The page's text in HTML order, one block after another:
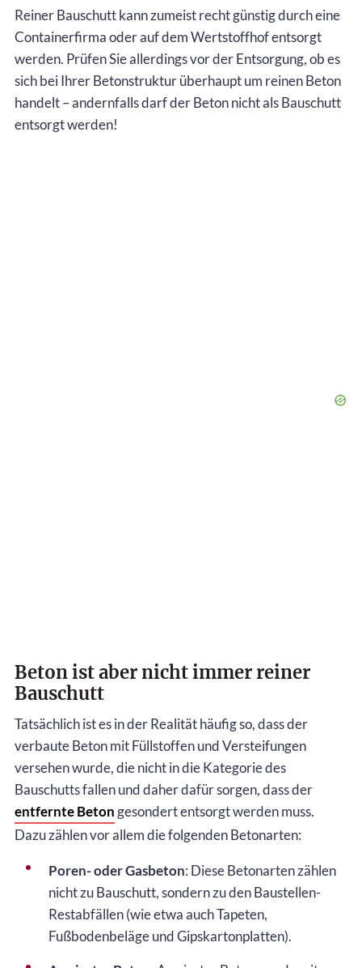
Reiner Bauschutt kann zumeist recht günstig durch eine
Containerfirma oder auf dem Wertstoffhof entsorgt
werden. Prüfen Sie allerdings vor der Entsorgung, ob es
sich bei Ihrer Betonstruktur überhaupt um reinen Beton
handelt – andernfalls darf der Beton nicht als Bauschutt
entsorgt werden!
Beton ist aber nicht immer reiner
Bauschutt
Tatsächlich ist es in der Realität häufig so, dass der
verbaute Beton mit Füllstoffen und Versteifungen
versehen wurde, die nicht in die Kategorie des
Bauschutts fallen und daher dafür sorgen, dass der
entfernte Beton gesondert entsorgt werden muss.
Dazu zählen vor allem die folgenden Betonarten:
Poren- oder Gasbeton: Diese Betonarten zählen
nicht zu Bauschutt, sondern zu den Baustellen-
Restabfällen (wie etwa auch Tapeten,
Fußbodenbeläge und Gipskartonplatten).